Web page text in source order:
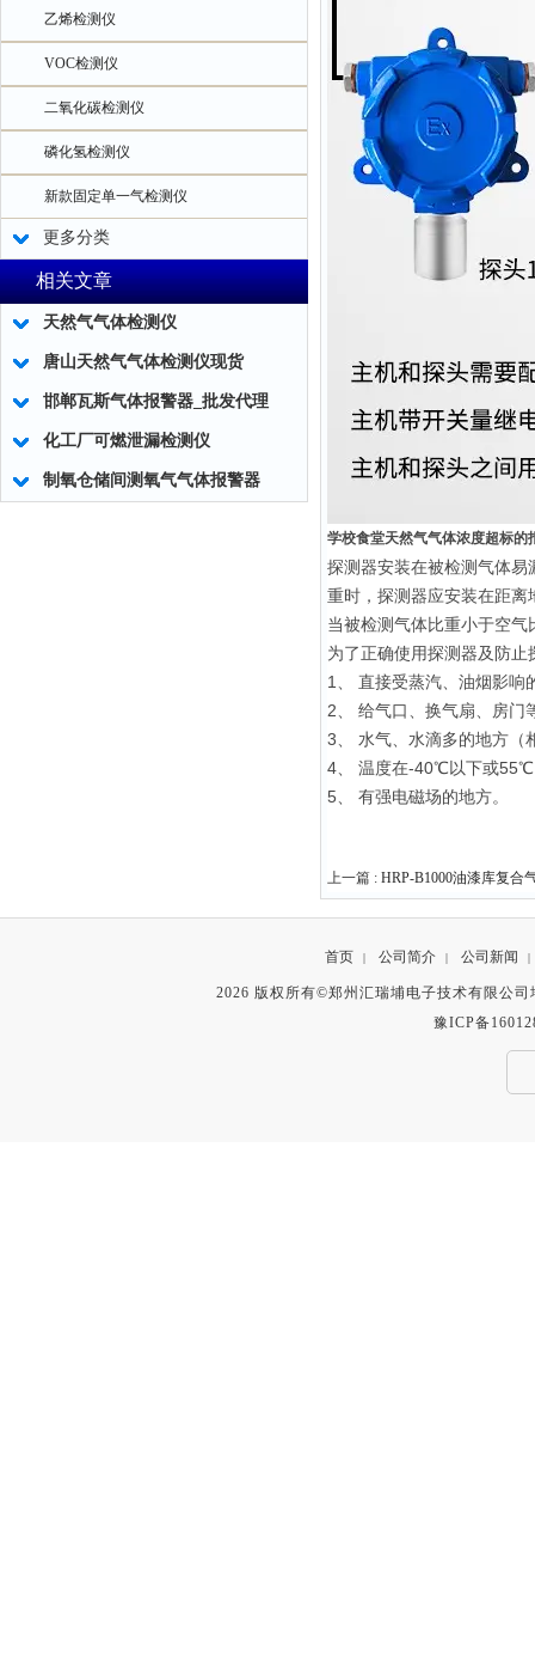
乙烯检测仪
VOC检测仪
二氧化碳检测仪
磷化氢检测仪
新款固定单一气检测仪
更多分类
相关文章
天然气气体检测仪
唐山天然气气体检测仪现货
邯郸瓦斯气体报警器_批发代理
化工厂可燃泄漏检测仪
制氧仓储间测氧气气体报警器
学校食堂天然气气体浓度超标的
探测器安装在被检测气体
重时，探测器应安装在距
当被检测气体比重小于空
为了正确使用探测器及防
1、 直接受蒸汽、油烟影响
2、 给气口、换气扇、房门
3、 水气、水滴多的地方（
4、 温度在-40℃以下或55℃
5、 有强电磁场的地方。
上一篇 : HRP-B1000油漆库复合
首页 | 公司简介 | 公司新闻 |
2026 版权所有©郑州汇瑞埔电子技术有限公
豫ICP备